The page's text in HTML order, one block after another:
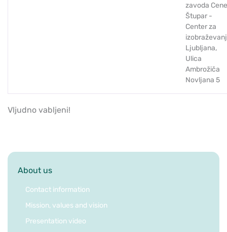
About us
Contact information
Mission, values and vision
Presentation video
zavoda Cene
Štupar -
Center za
Ljubljana,
Ulica
Ambrožiča
Novljana 5
Vljudno vabljeni!